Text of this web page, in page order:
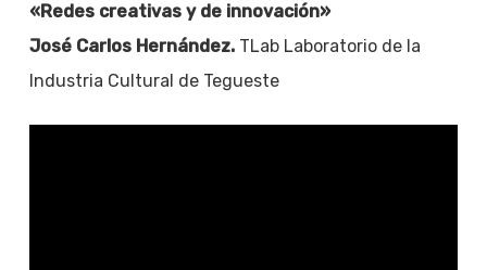
«Redes creativas y de innovación»
José Carlos Hernández. TLab Laboratorio de la
Industria Cultural de Tegueste